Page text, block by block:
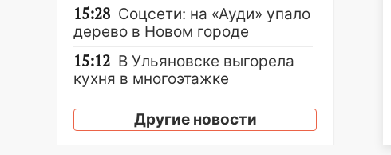
15:28 Соцсети: на «Ауди» упало
дерево в Новом городе
15:12 В Ульяновске выгорела
кухня в многоэтажке
14:18 Гинеколог рассказала о
том, с какими сложностями
Другие новости